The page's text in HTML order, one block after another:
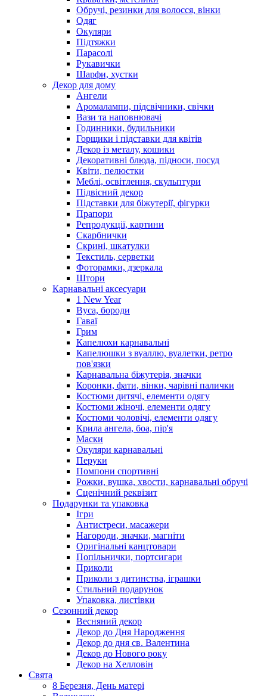
Обручі, резинки для волосся, вінки
Одяг
Окуляри
Підтяжки
Парасолі
Рукавички
Шарфи, хустки
Декор для дому
Ангели
Аромалампи, підсвічники, свічки
Вази та наповнювачі
Годинники, будильники
Горщики і підставки для квітів
Декор із металу, кошики
Декоративні блюда, підноси, посуд
Квіти, пелюстки
Меблі, освітлення, скульптури
Підвісний декор
Підставки для біжутерії, фігурки
Прапори
Репродукції, картини
Скарбнички
Скрині, шкатулки
Текстиль, серветки
Фоторамки, дзеркала
Штори
Карнавальні аксесуари
1 New Year
Вуса, бороди
Гаваї
Грим
Капелюхи карнавальні
Капелюшки з вуаллю, вуалетки, ретро
пов'язки
Карнавальна біжутерія, значки
Коронки, фати, вінки, чарівні палички
Костюми дитячі, елементи одягу
Костюми жіночі, елементи одягу
Костюми чоловічі, елементи одягу
Крила ангела, боа, пір'я
Маски
Окуляри карнавальні
Перуки
Помпони спортивні
Рожки, вушка, хвости, карнавальні обручі
Сценічний реквізит
Подарунки та упаковка
Ігри
Антистреси, масажери
Нагороди, значки, магніти
Оригінальні канцтовари
Попільнички, портсигари
Приколи
Приколи з дитинства, іграшки
Стильний подарунок
Упаковка, листівки
Сезонний декор
Весняний декор
Декор до Дня Народження
Декор до дня св. Валентина
Декор до Нового року
Декор на Хелловін
Свята
8 Березня, День матері